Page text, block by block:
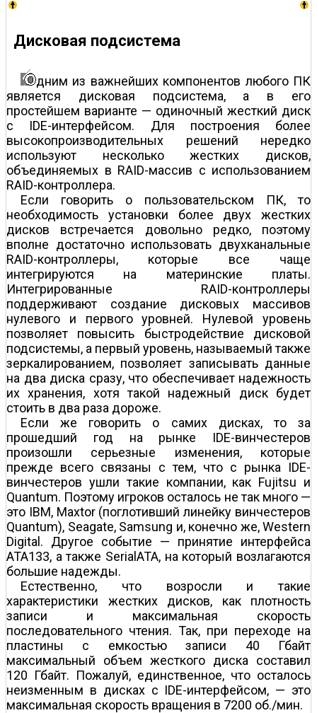
Дисковая подсистема
дним из важнейших компонентов любого ПК
является дисковая подсистема, а в его
простейшем варианте — одиночный жесткий диск
с IDE-интерфейсом. Для построения более
высокопроизводительных решений нередко
используют несколько жестких дисков,
объединяемых в RAID-массив с использованием
RAID-контроллера.
Если говорить о пользовательском ПК, то
необходимость установки более двух жестких
дисков встречается довольно редко, поэтому
вполне достаточно использовать двухканальные
RAID-контроллеры, которые все чаще
интегрируются на материнские платы.
Интегрированные RAID-контроллеры
поддерживают создание дисковых массивов
нулевого и первого уровней. Нулевой уровень
позволяет повысить быстродействие дисковой
подсистемы, а первый уровень, называемый также
зеркалированием, позволяет записывать данные
на два диска сразу, что обеспечивает надежность
их хранения, хотя такой надежный диск будет
стоить в два раза дороже.
Если же говорить о самих дисках, то за
прошедший год на рынке IDE-винчестеров
произошли серьезные изменения, которые
прежде всего связаны с тем, что с рынка IDE-
винчестеров ушли такие компании, как Fujitsu и
Quantum. Поэтому игроков осталось не так много —
это IBM, Maxtor (поглотивший линейку винчестеров
Quantum), Seagate, Samsung и, конечно же, Western
Digital. Другое событие — принятие интерфейса
ATA133, а также SerialATA, на который возлагаются
большие надежды.
Естественно, что возросли и такие
характеристики жестких дисков, как плотность
записи и максимальная скорость
последовательного чтения. Так, при переходе на
пластины с емкостью записи 40 Гбайт
максимальный объем жесткого диска составил
120 Гбайт. Пожалуй, единственное, что осталось
неизменным в дисках с IDE-интерфейсом, — это
максимальная скорость вращения в 7200 об./мин.